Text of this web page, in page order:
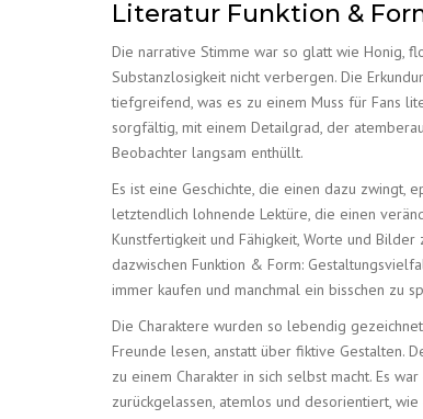
Literatur Funktion &
Die narrative Stimme war so glatt wie Honig,
Substanzlosigkeit nicht verbergen. Die
tiefgreifend, was es zu einem Muss für Fans
sorgfältig, mit einem Detailgrad, der
Beobachter langsam enthüllt.
Es ist eine Geschichte, die einen dazu zwingt,
letztendlich lohnende Lektüre, die einen
Kunstfertigkeit und Fähigkeit, Worte und
dazwischen Funktion & Form:
immer kaufen und manchmal ein bisschen zu
Die Charaktere wurden so lebendig
Freunde lesen, anstatt über fiktive Gestalten.
zu einem Charakter in sich selbst macht. Es
zurückgelassen, atemlos und desorientiert,